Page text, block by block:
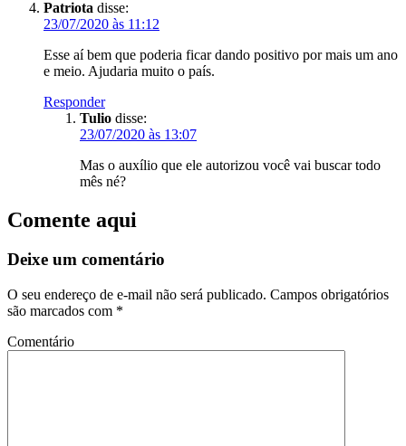
Patriota disse:
23/07/2020 às 11:12
Esse aí bem que poderia ficar dando positivo por mais um ano
e meio. Ajudaria muito o país.
Responder
Tulio disse:
23/07/2020 às 13:07
Mas o auxílio que ele autorizou você vai buscar todo
mês né?
Comente aqui
Deixe um comentário
O seu endereço de e-mail não será publicado. Campos obrigatórios
são marcados com *
Comentário